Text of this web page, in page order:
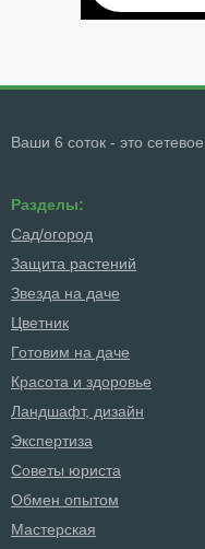
Ваши 6 соток - это
Разделы:
Сад/огород
Защита растений
Звезда на даче
Цветник
Готовим на даче
Красота и здоровье
Ландшафт, дизайн
Экспертиза
Советы юриста
Обмен опытом
Мастерская